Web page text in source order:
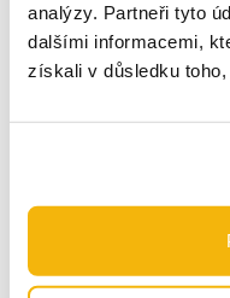
analýzy. Partneři tyto
dalšími informacemi,
získali v důsledku
Biodiverzita
CSRD